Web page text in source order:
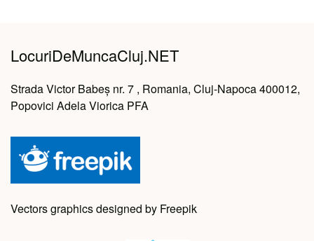
LocuriDeMuncaCluj.NET
Strada Victor Babeș nr. 7 , Romania, Cluj-Napoca 400012,
Popovici Adela Viorica PFA
Vectors graphics designed by Freepik